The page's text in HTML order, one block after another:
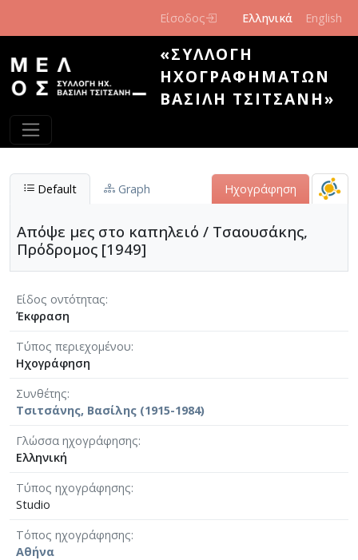
Είσοδος Ελληνικά English
«ΣΥΛΛΟΓΉ
ΗΧΟΓΡΑΦΗΜΆΤΩΝ
ΒΑΣΊΛΗ ΤΣΙΤΣΆΝΗ»
Default Graph Ηχογράφηση
Απόψε μες στο καπηλειό / Τσαουσάκης,
Πρόδρομος [1949]
Είδος οντότητας
Έκφραση
Τύπος περιεχομένου
Ηχογράφηση
Συνθέτης
Τσιτσάνης, Βασίλης (1915-1984)
Γλώσσα ηχογράφησης
Ελληνική
Τύπος ηχογράφησης
Studio
Τόπος ηχογράφησης
Αθήνα